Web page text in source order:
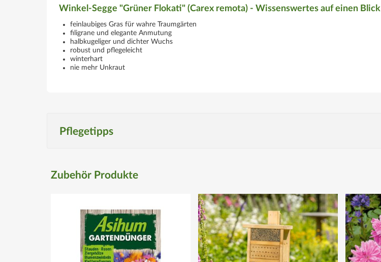
Winkel-Segge "Grüner Flokati" (Carex remota) - Wissenswertes auf einen Blick
feinlaubiges Gras für wahre Traumgärten
filigrane und elegante Anmutung
halbkugeliger und dichter Wuchs
robust und pflegeleicht
winterhart
nie mehr Unkraut
Pflegetipps
Frisch bis feucht, durchlässig und humos
Wassergaben
Zubehör Produkte